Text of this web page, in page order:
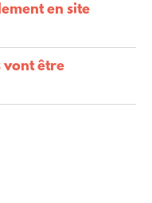
en site
vont être